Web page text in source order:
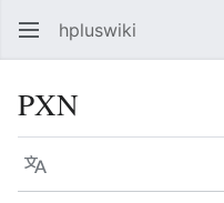
hpluswiki
PXN
Язык